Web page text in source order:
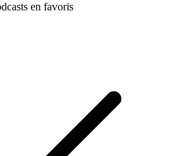
en favoris